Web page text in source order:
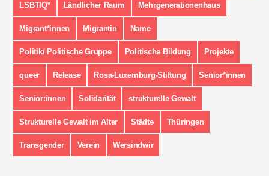
LSBTIQ* Ländlicher Raum Mehrgenerationenhaus
Migrant*innen Migrantin Name
Politik/ Politische Gruppe Politische Bildung Projekte
queer Release Rosa-Luxemburg-Stiftung Senior*innen
Senior:innen Solidarität strukturelle Gewalt
Strukturelle Gewalt im Alter Städte Thüringen
Transgender Verein Wersindwir